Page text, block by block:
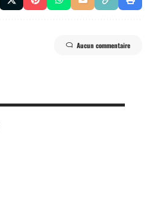
Aucun commentaire